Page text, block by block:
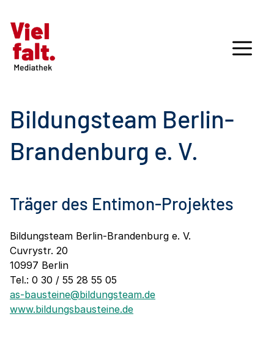
Bildungsteam Berlin-
Brandenburg e. V.
Träger des Entimon-Projektes
Bildungsteam Berlin-Brandenburg e. V.
Cuvrystr. 20
10997 Berlin
Tel.: 0 30 / 55 28 55 05
as-bausteine@bildungsteam.de
www.bildungsbausteine.de